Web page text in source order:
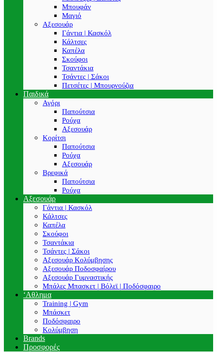
Μπουφάν
Μαγιό
Αξεσουάρ
Γάντια | Κασκόλ
Κάλτσες
Καπέλα
Σκούφοι
Τσαντάκια
Τσάντες | Σάκοι
Πετσέτες | Μπουρνούζια
Παιδικά
Αγόρι
Παπούτσια
Ρούχα
Αξεσουάρ
Κορίτσι
Παπούτσια
Ρούχα
Αξεσουάρ
Βρεφικά
Παπούτσια
Ρούχα
Αξεσουάρ
Γάντια | Κασκόλ
Κάλτσες
Καπέλα
Σκούφοι
Τσαντάκια
Τσάντες | Σάκοι
Αξεσουάρ Κολύμβησης
Αξεσουάρ Ποδοσφαίρου
Αξεσουάρ Γυμναστικής
Μπάλες Μπασκετ | Βόλεϊ | Ποδόσφαιρο
‘Αθλημα
Training | Gym
Μπάσκετ
Ποδόσφαιρο
Κολύμβηση
Brands
Προσφορές